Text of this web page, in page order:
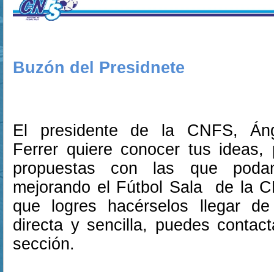
Buzón del Presidnete
El presidente de la CNFS,
Ferrer quiere conocer tus ideas,
propuestas con las que
mejorando el Fútbol Sala de la
que logres hacérselos llegar
directa y sencilla, puedes
sección.